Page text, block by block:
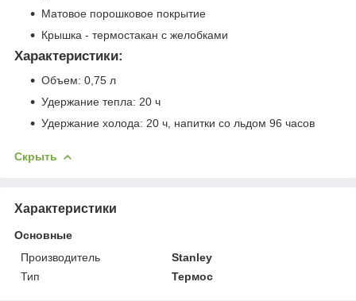
Матовое порошковое покрытие
Крышка - термостакан c желобками
Характеристики:
Объем: 0,75 л
Удержание тепла: 20 ч
Удержание холода: 20 ч, напитки со льдом 96 часов
Скрыть
Характеристики
Основные
Производитель
Stanley
Тип
Термос